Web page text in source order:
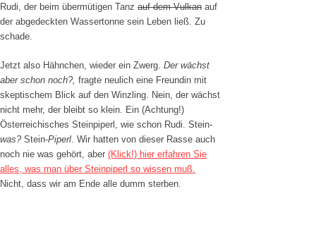
Rudi, der beim übermütigen Tanz auf dem Vulkan auf
der abgedeckten Wassertonne sein Leben ließ. Zu
schade.
Jetzt also Hähnchen, wieder ein Zwerg. Der wächst
aber schon noch?, fragte neulich eine Freundin mit
skeptischem Blick auf den Winzling. Nein, der wächst
nicht mehr, der bleibt so klein. Ein (Achtung!)
Österreichisches Steinpiperl, wie schon Rudi. Stein-
was? Stein-Piperl. Wir hatten von dieser Rasse auch
noch nie was gehört, aber (Klick!) hier erfahren Sie
alles, was man über Steinpiperl so wissen muß.
Nicht, dass wir am Ende alle dumm sterben.